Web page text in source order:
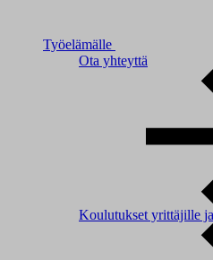
Työelämälle
Ota yhteyttä
Koulutukset yrittäjille